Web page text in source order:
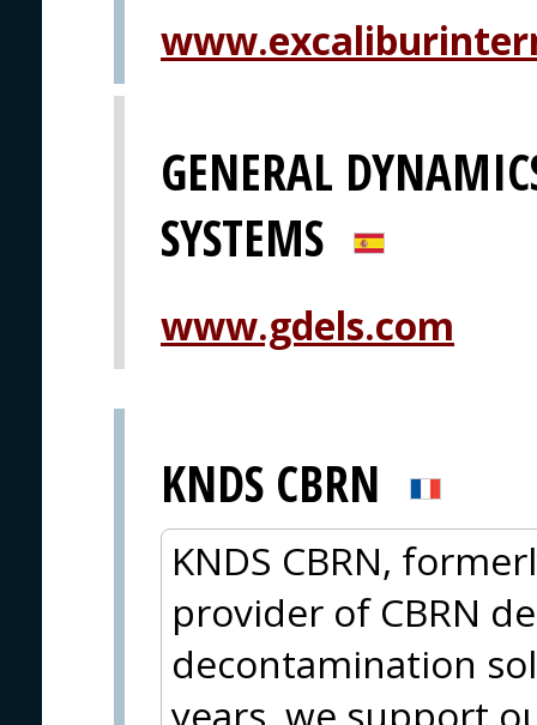
GENERAL
SYSTEMS
www.gdels.com
KNDS CBRN
KNDS CBRN,
provider of CBRN
decontamination